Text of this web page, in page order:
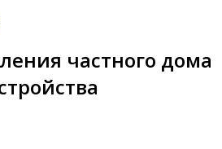
частного дома